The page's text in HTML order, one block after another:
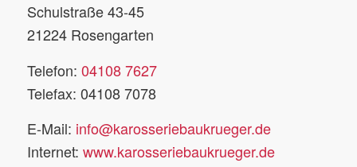
Schulstraße 43-45
21224 Rosengarten
Telefon: 04108 7627
Telefax: 04108 7078
E-Mail: info@karosseriebaukrueger.de
Internet: www.karosseriebaukrueger.de